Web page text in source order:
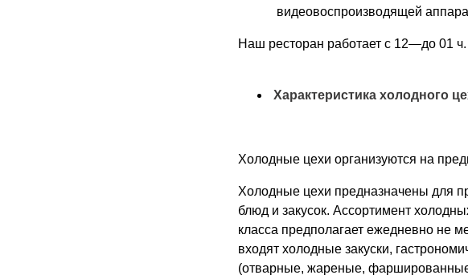
видеовоспроизводящей
Наш ресторан работает с 12—до 01
Характеристика холодного
Холодные цехи организуются на
Холодные цехи предназначены для
блюд и закусок. Ассортимент
класса предполагает ежедневно не
входят холодные закуски,
(отварные, жареные,